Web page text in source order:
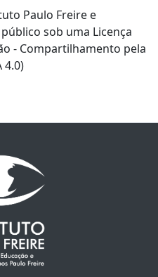
Paulo Freire e
sob uma Licença
- Compartilhamento pela
4.0)